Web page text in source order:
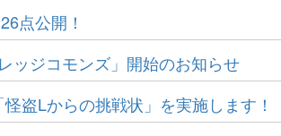
点公開！
ッジコモンズ」開始のお知らせ
盗Lからの挑戦状」を実施します！